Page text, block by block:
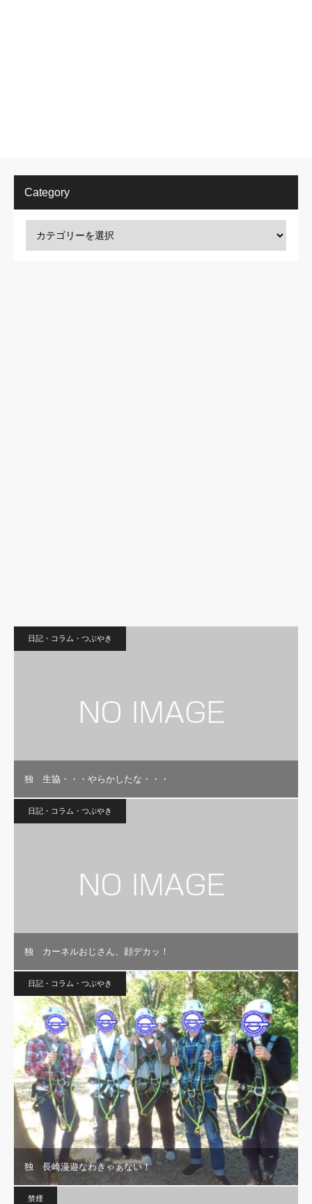
Category
日記・コラム・つぶやき
独 生協・・・やらかしたな・・・
日記・コラム・つぶやき
独 カーネルおじさん、顔デカッ！
日記・コラム・つぶやき
独 長崎漫遊なわきゃぁない！
禁煙